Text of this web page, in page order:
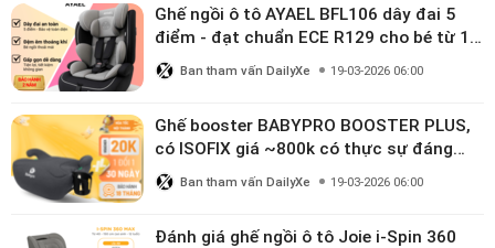
Ghế ngồi ô tô AYAEL BFL106 dây đai 5
điểm - đạt chuẩn ECE R129 cho bé từ 1–
10 tuổi
Ban tham vấn DailyXe 19-03-2026 06:00
Ghế booster BABYPRO BOOSTER PLUS,
có ISOFIX giá ~800k có thực sự đáng
mua?
Ban tham vấn DailyXe 19-03-2026 06:00
Đánh giá ghế ngồi ô tô Joie i-Spin 360